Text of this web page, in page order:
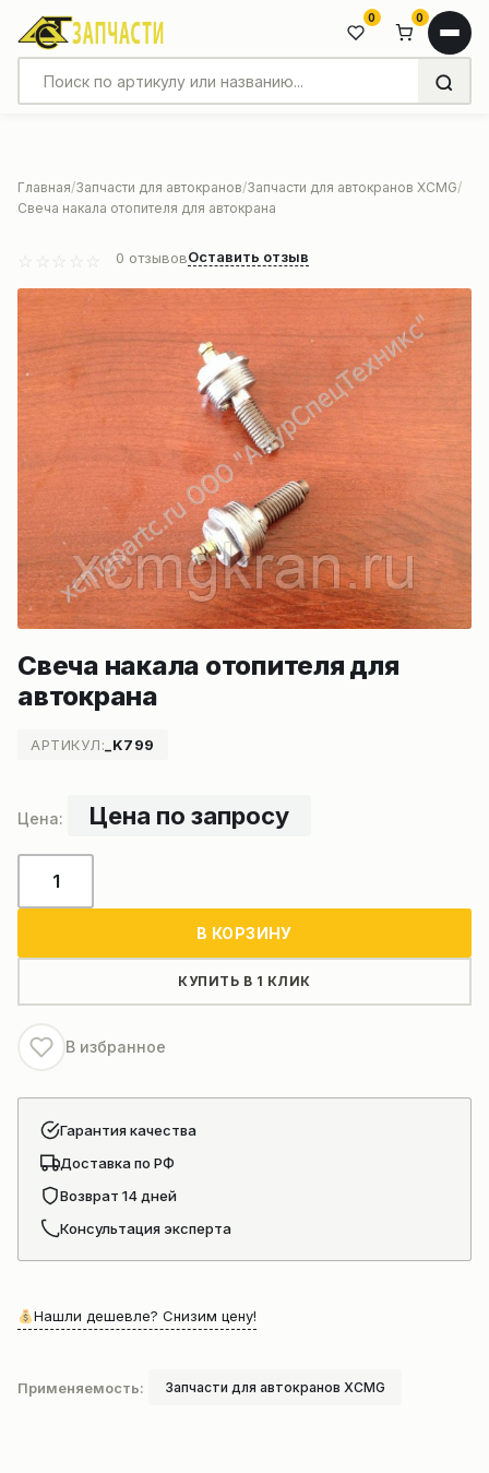
0 0
Главная Запчасти для автокранов Запчасти для автокранов XCMG
Свеча накала отопителя для автокрана
0 отзывовОставить отзыв
Свеча накала отопителя для
автокрана
АРТИКУЛ: _K799
Цена по запросу
товара
для
автокрана
В КОРЗИНУ
КУПИТЬ В 1 КЛИК
В избранное
Гарантия качества
Доставка по РФ
Возврат 14 дней
Консультация эксперта
Нашли дешевле? Снизим цену!
Применяемость: Запчасти для автокранов XCMG